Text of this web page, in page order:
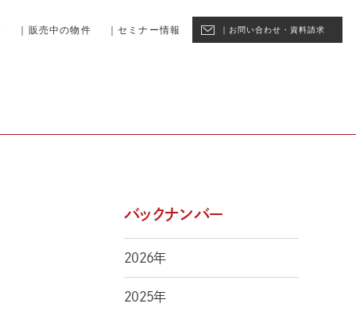
｜販売中の物件 ｜セミナー情報 ｜お問い合わせ・資料請求
バックナンバー
2026年
2025年